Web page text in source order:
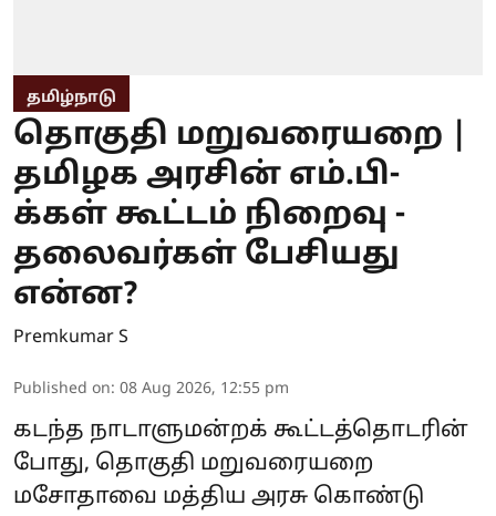
தமிழ்நாடு
தொகுதி மறுவரையறை |
தமிழக அரசின் எம்.பி-
க்கள் கூட்டம் நிறைவு -
தலைவர்கள் பேசியது
என்ன?
Premkumar S
Published on: 08 Aug 2026, 12:55 pm
கடந்த நாடாளுமன்றக் கூட்டத்தொடரின்
போது, தொகுதி மறுவரையறை
மசோதாவை மத்திய அரசு கொண்டு